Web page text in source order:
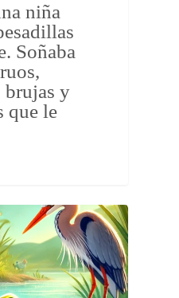
niña
Soñaba
brujas y
que le